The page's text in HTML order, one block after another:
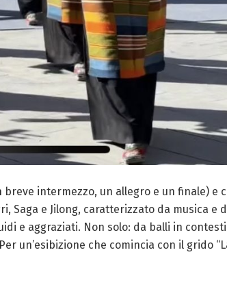
intermezzo, un allegro e un finale) e
Saga e Jilong, caratterizzato da musica e
e aggraziati. Non solo: da balli in
che comincia con il grido